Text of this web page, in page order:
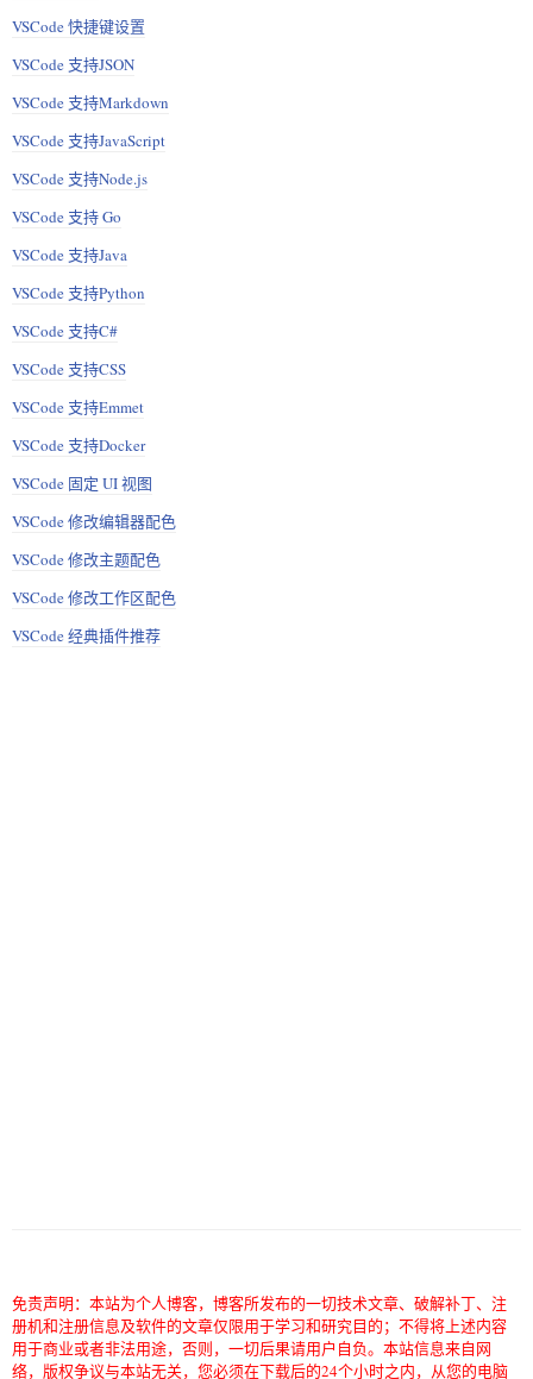
VSCode 快捷键设置
VSCode 支持JSON
VSCode 支持Markdown
VSCode 支持JavaScript
VSCode 支持Node.js
VSCode 支持 Go
VSCode 支持Java
VSCode 支持Python
VSCode 支持C#
VSCode 支持CSS
VSCode 支持Emmet
VSCode 支持Docker
VSCode 固定 UI 视图
VSCode 修改编辑器配色
VSCode 修改主题配色
VSCode 修改工作区配色
VSCode 经典插件推荐
免责声明：本站为个人博客，博客所发布的一切技术文章、破解补丁、注
册机和注册信息及软件的文章仅限用于学习和研究目的；不得将上述内容
用于商业或者非法用途，否则，一切后果请用户自负。本站信息来自网
络，版权争议与本站无关，您必须在下载后的24个小时之内，从您的电脑